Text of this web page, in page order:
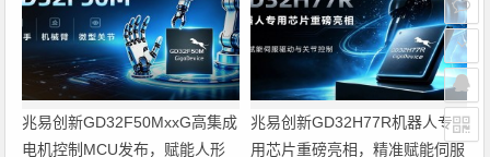
兆易创新GD32F50MxxG高集成
电机控制MCU发布，赋能人形
兆易创新GD32H77R机器人专
用芯片重磅亮相，精准赋能伺服